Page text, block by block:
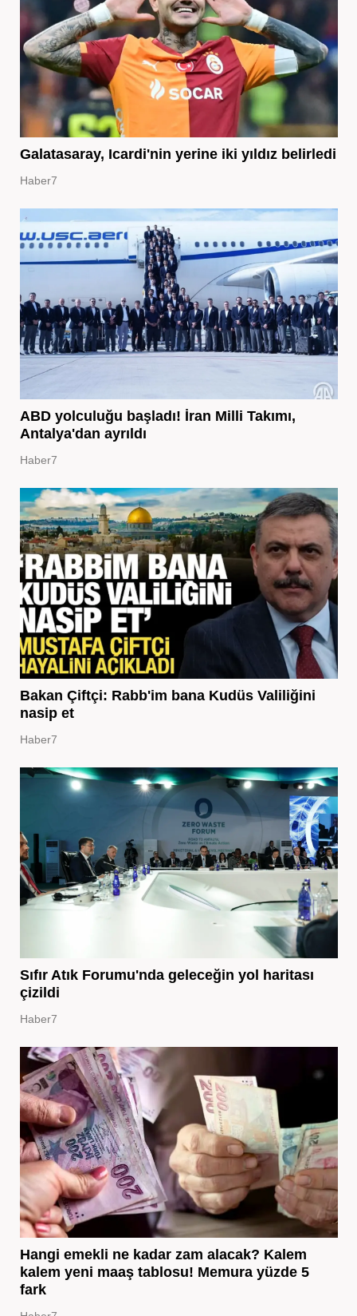
Galatasaray, Icardi'nin yerine iki yıldız belirledi
Haber7
ABD yolculuğu başladı! İran Milli Takımı,
Antalya'dan ayrıldı
Haber7
Bakan Çiftçi: Rabb'im bana Kudüs Valiliğini
nasip et
Haber7
Sıfır Atık Forumu'nda geleceğin yol haritası
çizildi
Haber7
Hangi emekli ne kadar zam alacak? Kalem
kalem yeni maaş tablosu! Memura yüzde 5
fark